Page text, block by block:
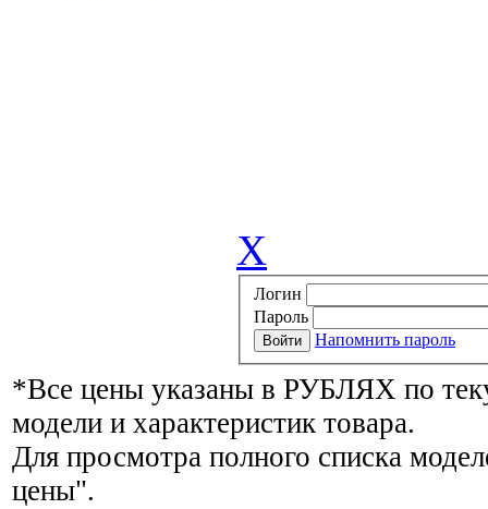
X
Логин
Пароль
Напомнить пароль
*Все цены указаны в РУБЛЯХ по
модели и характеристик товара.
Для просмотра полного списка
цены".